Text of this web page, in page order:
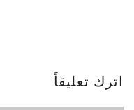
اترك تعليقاً